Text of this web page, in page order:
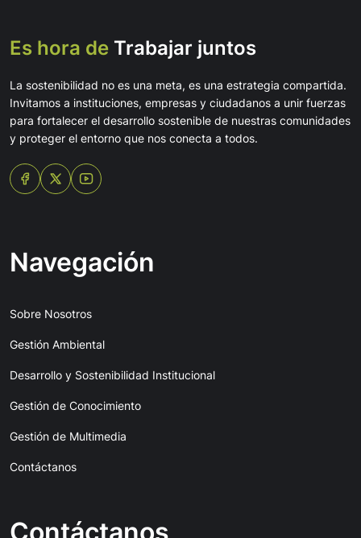
Es hora de Trabajar juntos
La sostenibilidad no es una meta, es una estrategia compartida.
Invitamos a instituciones, empresas y ciudadanos a unir fuerzas
para fortalecer el desarrollo sostenible de nuestras comunidades
y proteger el entorno que nos conecta a todos.
Navegación
Sobre Nosotros
Gestión Ambiental
Desarrollo y Sostenibilidad Institucional
Gestión de Conocimiento
Gestión de Multimedia
Contáctanos
Contáctanos